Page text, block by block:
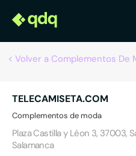
Volver a Complementos De
TELECAMISETA.COM
Complementos de moda
Plaza Castilla y Léon 3, 37003,
Salamanca